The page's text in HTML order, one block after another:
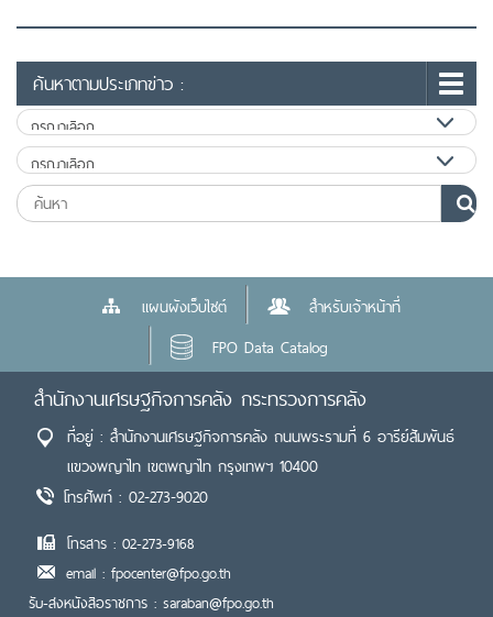
ค้นหาตามประเภทข่าว :
แผนผังเว็บไซต์
สำหรับเจ้าหน้าที่
FPO Data Catalog
สำนักงานเศรษฐกิจการคลัง กระทรวงการคลัง
ที่อยู่ : สำนักงานเศรษฐกิจการคลัง ถนนพระรามที่ 6 อารีย์สัมพันธ์
แขวงพญาไท เขตพญาไท กรุงเทพฯ 10400
โทรศัพท์ : 02-273-9020
โทรสาร : 02-273-9168
email : fpocenter@fpo.go.th
รับ-ส่งหนังสือราชการ : saraban@fpo.go.th